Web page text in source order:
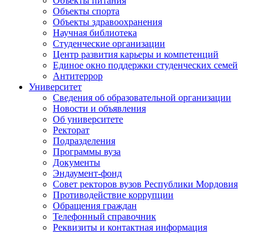
Объекты спорта
Объекты здравоохранения
Научная библиотека
Студенческие организации
Центр развития карьеры и компетенций
Единое окно поддержки студенческих семей
Антитеррор
Университет
Сведения об образовательной организации
Новости и объявления
Об университете
Ректорат
Подразделения
Программы вуза
Документы
Эндаумент-фонд
Совет ректоров вузов Республики Мордовия
Противодействие коррупции
Обращения граждан
Телефонный справочник
Реквизиты и контактная информация